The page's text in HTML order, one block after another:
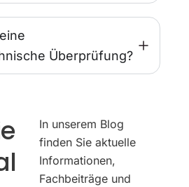
Überprüfung?
In unserem Blog
finden Sie aktuelle
Informationen,
Fachbeiträge und